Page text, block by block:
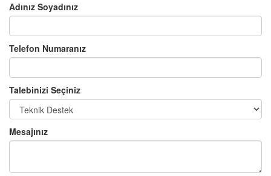
Adınız Soyadınız
Telefon Numaranız
Talebinizi Seçiniz
Mesajınız